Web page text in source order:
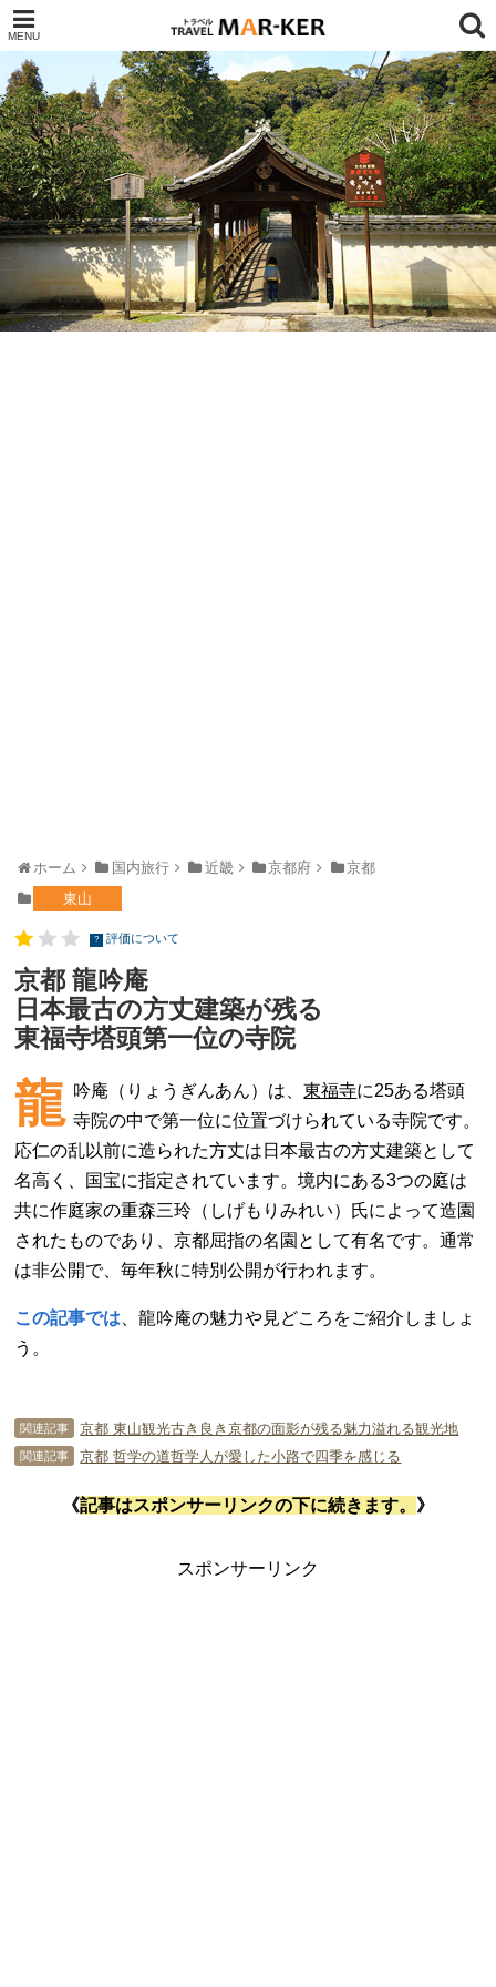
ホーム 国内旅行 近畿 京都府
京都
東山
? 評価について
京都 龍吟庵
日本最古の方丈建築が残る
東福寺塔頭第一位の寺院
龍 吟庵（りょうぎんあん）は、東福寺に25ある塔頭
寺院の中で第一位に位置づけられている寺院です。
応仁の乱以前に造られた方丈は日本最古の方丈建築として
名高く、国宝に指定されています。境内にある3つの庭は
共に作庭家の重森三玲（しげもりみれい）氏によって造園
されたものであり、京都屈指の名園として有名です。通常
は非公開で、毎年秋に特別公開が行われます。
この記事では 、龍吟庵の魅力や見どころをご紹介しましょ
う。
関連記事 京都 東山観光古き良き京都の面影が残る魅力溢れる観光地
関連記事 京都 哲学の道哲学人が愛した小路で四季を感じる
《記事はスポンサーリンクの下に続きます。 》
スポンサーリンク